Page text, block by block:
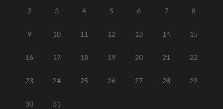
2 3 4 5 6 7 8
9 10 11 12 13 14 15
16 17 18 19 20 21 22
23 24 25 26 27 28 29
30 31